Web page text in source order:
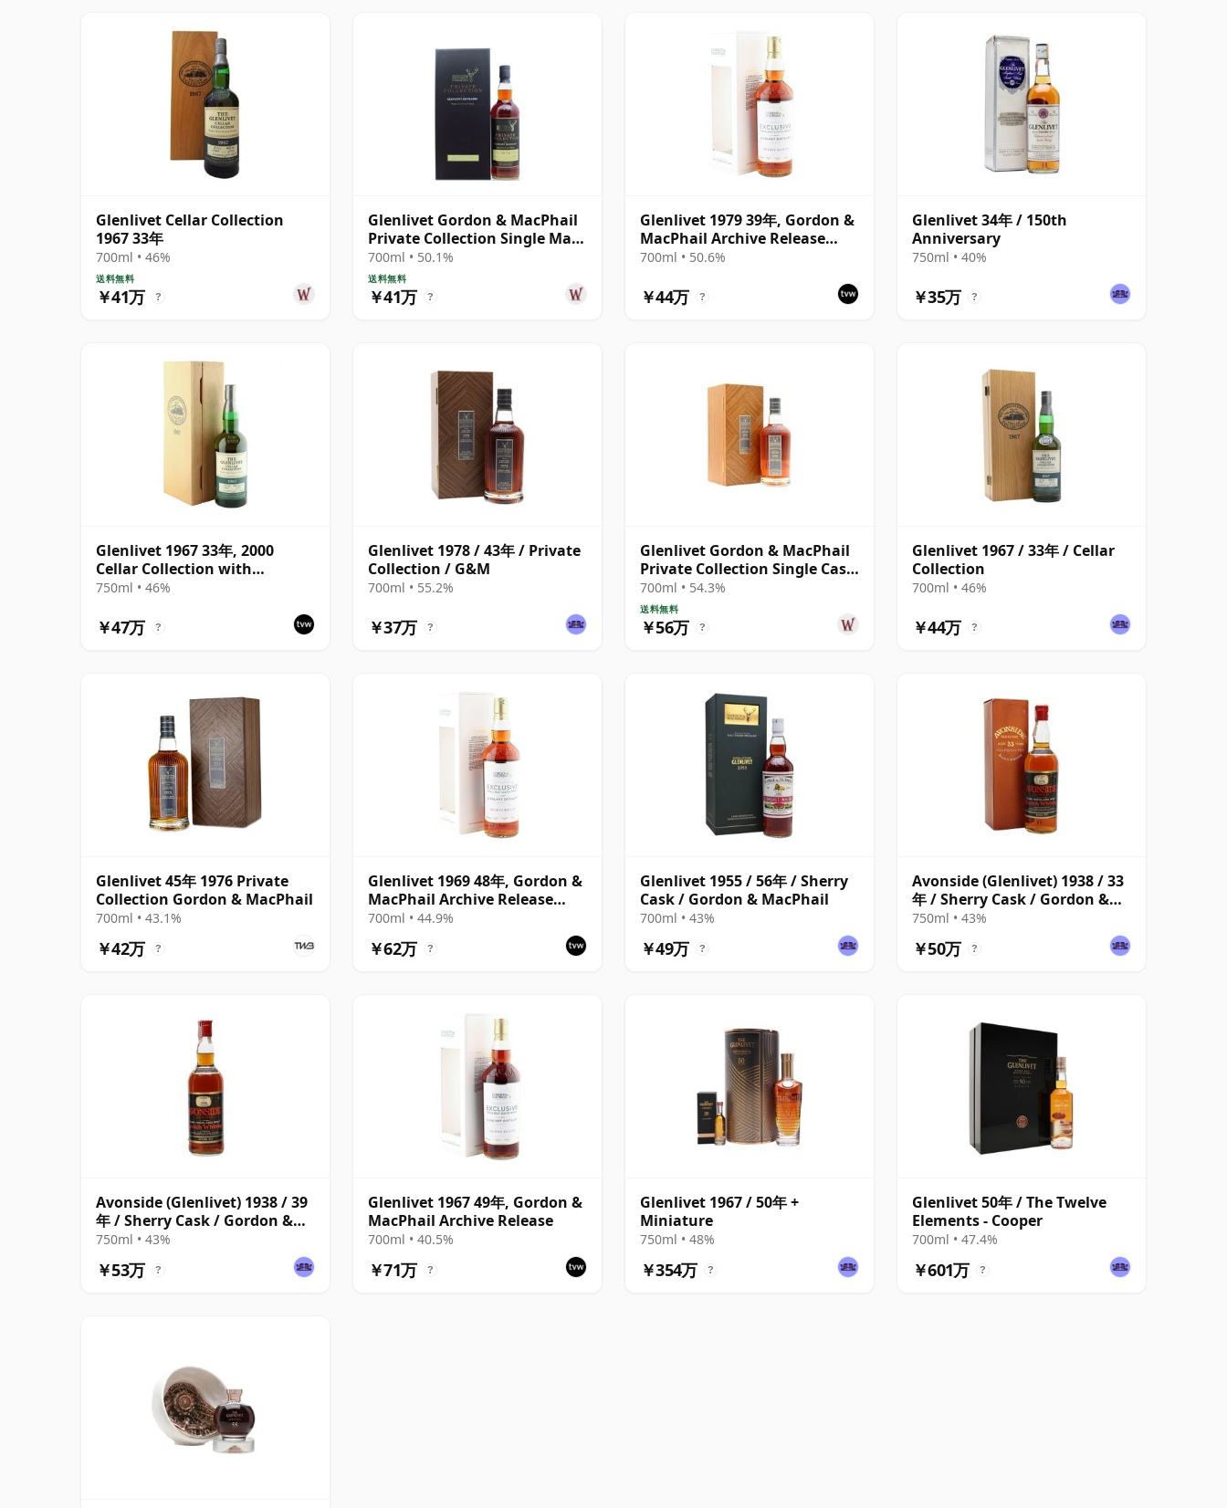
Glenlivet Cellar Collection
1967 33年
700ml • 46%
送料無料
￥41万 ?
Glenlivet Gordon & MacPhail
Private Collection Single Malt
S 1974 36年
700ml • 50.1%
送料無料
￥41万 ?
Glenlivet 1979 39年, Gordon &
MacPhail Archive Release
#19236
700ml • 50.6%
￥44万 ?
Glenlivet 34年 / 150th
Anniversary
750ml • 40%
￥35万 ?
Glenlivet 1967 33年, 2000
Cellar Collection with
Presentation Case
750ml • 46%
￥47万 ?
Glenlivet 1978 / 43年 / Private
Collection / G&M
700ml • 55.2%
￥37万 ?
Glenlivet Gordon & MacPhail
Private Collection Single Cask
# 1978 43年
700ml • 54.3%
送料無料
￥56万 ?
Glenlivet 1967 / 33年 / Cellar
Collection
700ml • 46%
￥44万 ?
Glenlivet 45年 1976 Private
Collection Gordon & MacPhail
700ml • 43.1%
￥42万 ?
Glenlivet 1969 48年, Gordon &
MacPhail Archive Release
#10030
700ml • 44.9%
￥62万 ?
Glenlivet 1955 / 56年 / Sherry
Cask / Gordon & MacPhail
700ml • 43%
￥49万 ?
Avonside (Glenlivet) 1938 / 33
年 / Sherry Cask / Gordon &
MacPhail
750ml • 43%
￥50万 ?
Avonside (Glenlivet) 1938 / 39
年 / Sherry Cask / Gordon &
MacPhail
750ml • 43%
￥53万 ?
Glenlivet 1967 49年, Gordon &
MacPhail Archive Release
700ml • 40.5%
￥71万 ?
Glenlivet 1967 / 50年 +
Miniature
750ml • 48%
￥354万 ?
Glenlivet 50年 / The Twelve
Elements - Cooper
700ml • 47.4%
￥601万 ?